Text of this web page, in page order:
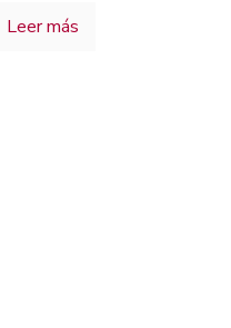
Leer más